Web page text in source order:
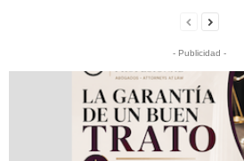
- Publicidad -